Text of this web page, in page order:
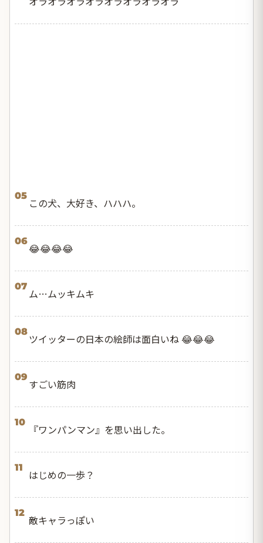
05
この犬、大好き、ハハハ。
06
😂😂😂😂
07
ム…ムッキムキ
08
ツイッターの日本の絵師は面白いね 😂😂😂
09
すごい筋肉
10
『ワンパンマン』を思い出した。
11
はじめの一歩？
12
敵キャラっぽい